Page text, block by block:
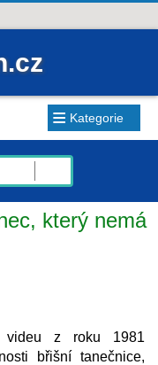
≡ Kategorie
který nemá
videu z roku 1981
břišní tanečnice,